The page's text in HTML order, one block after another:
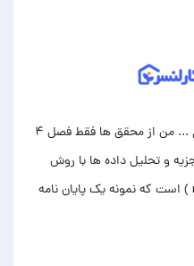
تولید محتوای ... کلمه ای با موضوع ... من از محقق ها فقط فصل ۴
و تحلیل داده ها با روش
راف ست و نرم افزار رستا ( rosetta ) است که نمونه یک پایان نامه